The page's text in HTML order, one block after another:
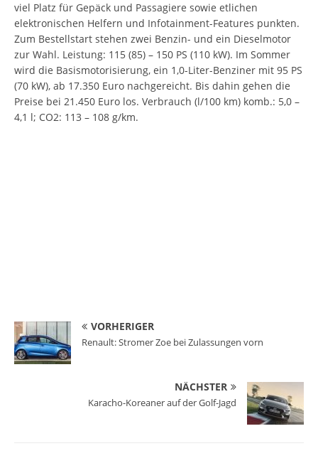
viel Platz für Gepäck und Passagiere sowie etlichen
elektronischen Helfern und Infotainment-Features punkten.
Zum Bestellstart stehen zwei Benzin- und ein Dieselmotor
zur Wahl. Leistung: 115 (85) – 150 PS (110 kW). Im Sommer
wird die Basismotorisierung, ein 1,0-Liter-Benziner mit 95 PS
(70 kW), ab 17.350 Euro nachgereicht. Bis dahin gehen die
Preise bei 21.450 Euro los. Verbrauch (l/100 km) komb.: 5,0 –
4,1 l; CO2: 113 – 108 g/km.
VORHERIGER
Renault: Stromer Zoe bei Zulassungen vorn
NÄCHSTER
Karacho-Koreaner auf der Golf-Jagd